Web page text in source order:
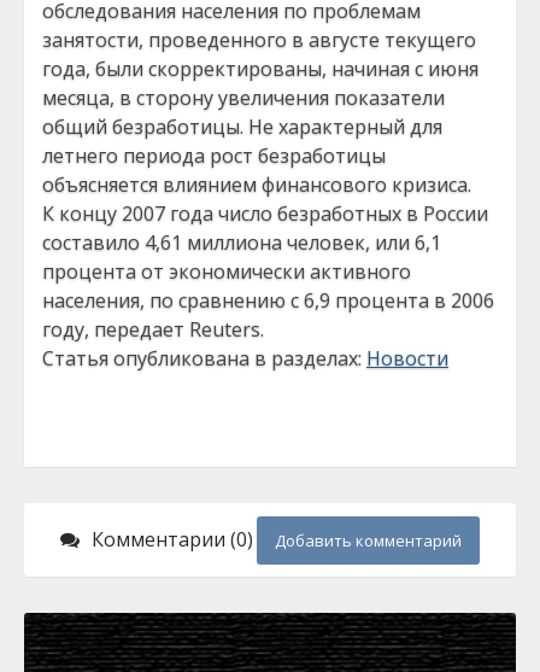
обследования населения по проблемам
занятости, проведенного в августе текущего
года, были скорректированы, начиная с июня
месяца, в сторону увеличения показатели
общий безработицы. Не характерный для
летнего периода рост безработицы
объясняется влиянием финансового кризиса.
К концу 2007 года число безработных в России
составило 4,61 миллиона человек, или 6,1
процента от экономически активного
населения, по сравнению с 6,9 процента в 2006
году, передает Reuters.
Статья опубликована в разделах: Новости
Комментарии (0) Добавить комментарий